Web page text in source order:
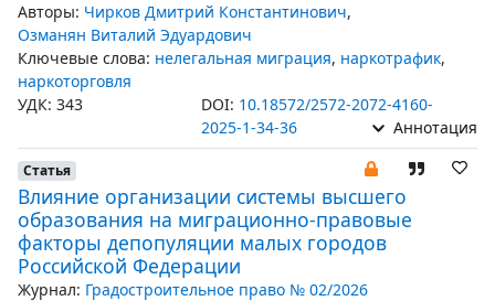
Авторы: Чирков Дмитрий Константинович,
Озманян Виталий Эдуардович
Ключевые слова: нелегальная миграция, наркотрафик,
наркоторговля
УДК: 343
DOI: 10.18572/2572-2072-4160-
2025-1-34-36
Аннотация
Статья
Влияние организации системы высшего
образования на миграционно-правовые
факторы депопуляции малых городов
Российской Федерации
Журнал: Градостроительное право № 02/2026